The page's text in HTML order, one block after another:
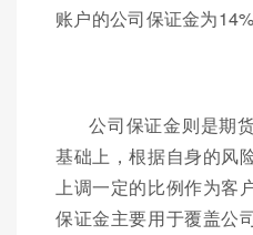
账户的公司保证金为14%
公司保证金则是期
基础上，根据自身的风
上调一定的比例作为客
保证金主要用于覆盖公